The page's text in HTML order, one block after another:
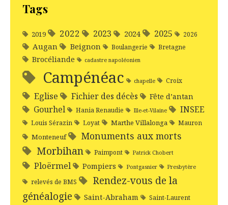
Tags
2019 2022 2023 2024 2025 2026
Augan Beignon Boulangerie Bretagne
Brocéliande cadastre napoléonien
Campénéac chapelle Croix
Eglise Fichier des décès Fête d’antan
Gourhel Hania Renaudie Ille-et-Vilaine INSEE
Louis Sérazin Loyat Marthe Villalonga Mauron
Monteneuf Monuments aux morts
Morbihan Paimpont Patrick Chobert
Ploërmel Pompiers Pontgasnier Presbytère
relevés de BMS
Rendez-vous de la
généalogie
Saint-Abraham Saint-Laurent